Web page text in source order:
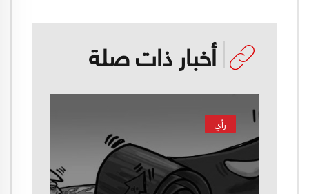
أخبار ذات صلة
رأي